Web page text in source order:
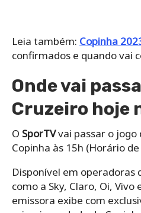
Leia também: Copinha
confirmados e quando vai
Onde vai
Cruzeiro hoje
O SporTVvai passar o jogo
Copinha às 15h (Horário
Disponível em operadoras
como a Sky, Claro, Oi, Vivo
emissora exibe com